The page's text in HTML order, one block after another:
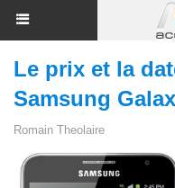
Le prix et la
Samsung
Romain Theolaire